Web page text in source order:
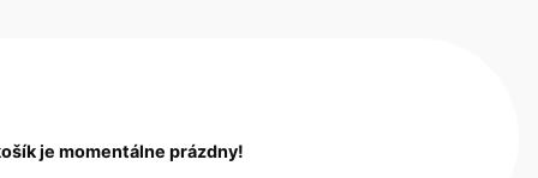
je momentálne prázdny!